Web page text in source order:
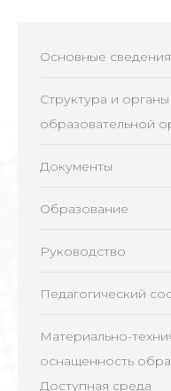
Основные сведения
Структура и
образовательной
Документы
Образование
Руководство
Педагогический
Материально-
оснащенность
Доступная среда